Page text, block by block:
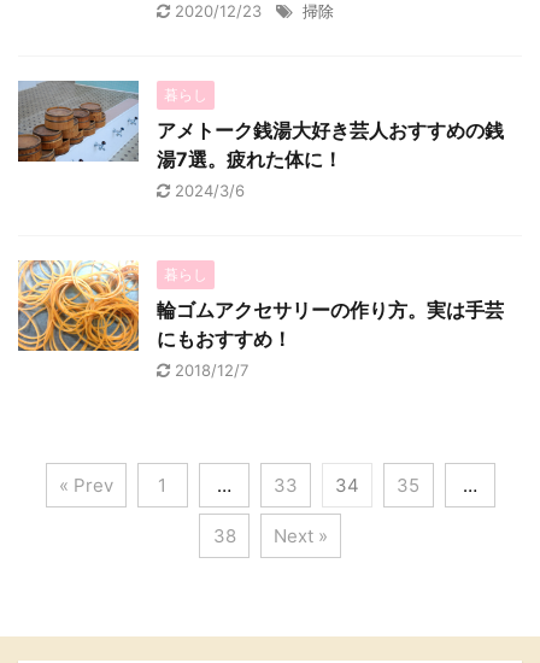
2020/12/23 掃除
暮らし
アメトーク銭湯大好き芸人おすすめの銭
湯7選。疲れた体に！
2024/3/6
暮らし
輪ゴムアクセサリーの作り方。実は手芸
にもおすすめ！
2018/12/7
« Prev 1 … 33 34 35 …
38 Next »